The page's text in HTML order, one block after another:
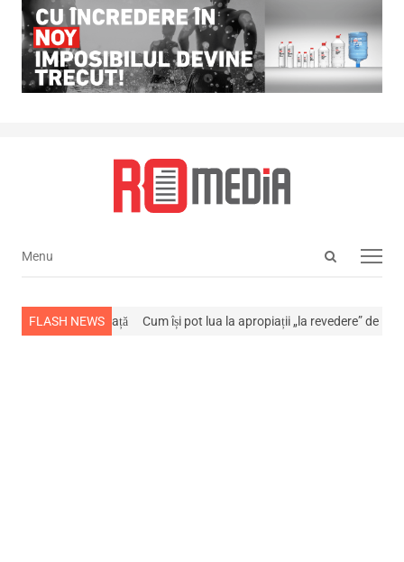
Open
Menu
Menu
FLASH NEWS
a stins din viață Cum își pot lua la apropiații „la revedere” de la…